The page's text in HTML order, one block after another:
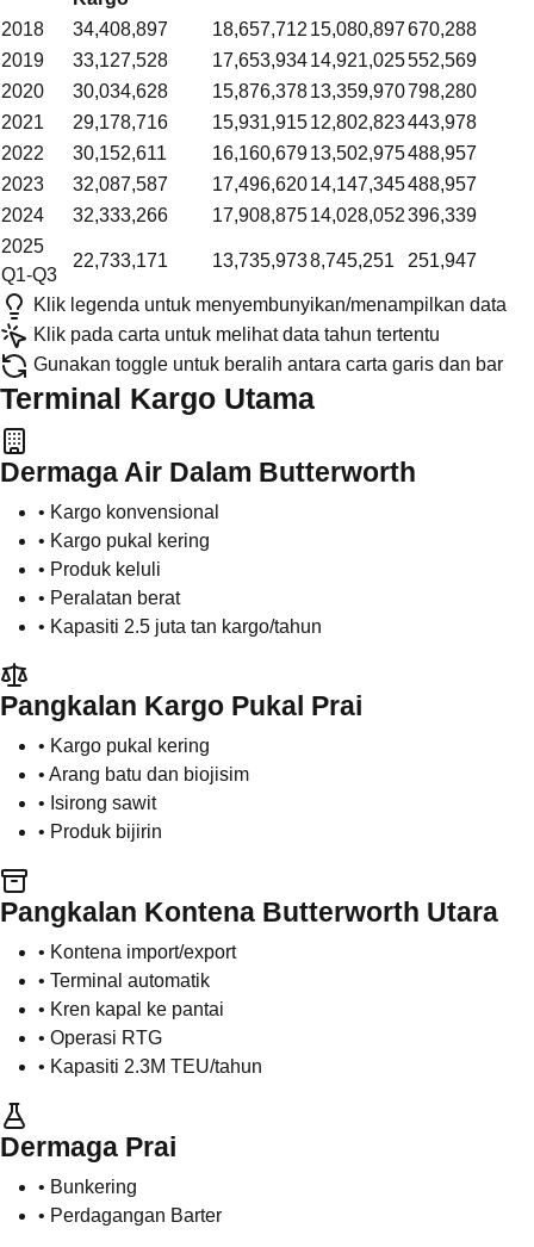
2018
34,408,897 18,657,712 15,080,897670,288
2019
33,127,528 17,653,93414,921,025552,569
2020
30,034,628 15,876,37813,359,970798,280
2021
29,178,716 15,931,91512,802,823443,978
2022
30,152,611 16,160,67913,502,975488,957
2023
32,087,587 17,496,62014,147,345488,957
2024
32,333,266 17,908,87514,028,052396,339
2025
Q1-Q3
22,733,171 13,735,9738,745,251 251,947
Klik legenda untuk menyembunyikan/menampilkan data
Klik pada carta untuk melihat data tahun tertentu
Gunakan toggle untuk beralih antara carta garis dan bar
Terminal Kargo Utama
Dermaga Air Dalam Butterworth
• Kargo konvensional
• Kargo pukal kering
• Produk keluli
• Peralatan berat
• Kapasiti 2.5 juta tan kargo/tahun
Pangkalan Kargo Pukal Prai
• Kargo pukal kering
• Arang batu dan biojisim
• Isirong sawit
• Produk bijirin
Pangkalan Kontena Butterworth Utara
• Kontena import/export
• Terminal automatik
• Kren kapal ke pantai
• Operasi RTG
• Kapasiti 2.3M TEU/tahun
Dermaga Prai
• Bunkering
• Perdagangan Barter